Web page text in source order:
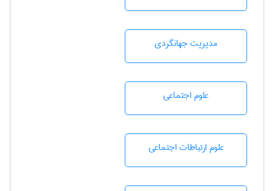
مديريت جهانگردی
علوم اجتماعی
علوم ارتباطات اجتماعی